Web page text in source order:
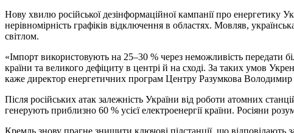
Нову хвилю російської дезінформаційної кампанії про
нерівномірність графіків відключення в областях. Мовляв,
світлом.
«Імпорт використовують на 25–30 % через неможливість передати
країни та великого дефіциту в центрі й на сході. За таких умов
каже директор енергетичних програм Центру Разумкова
Після російських атак залежність України від роботи атомних
генерують приблизно 60 % усієї електроенергії країни. Росіяни